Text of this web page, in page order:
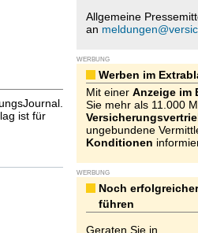
ist für
Allgemeine
an
WERBUNG
Werben im
Mit einer Anzeige im
Sie mehr als 11.000
ungebundene
Konditionen
WERBUNG
Noch
führen
Geraten Sie in